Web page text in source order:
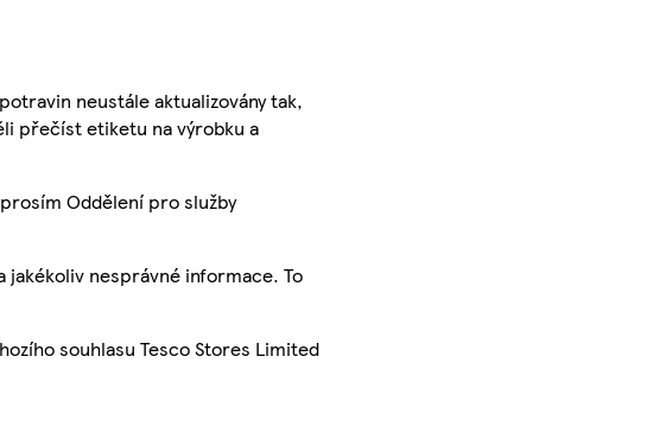
neustále aktualizovány tak,
přečíst etiketu na výrobku a
Oddělení pro služby
nesprávné informace. To
souhlasu Tesco Stores Limited